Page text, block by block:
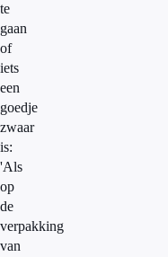
te
gaan
of
iets
een
goedje
zwaar
is:
'Als
op
de
verpakking
van